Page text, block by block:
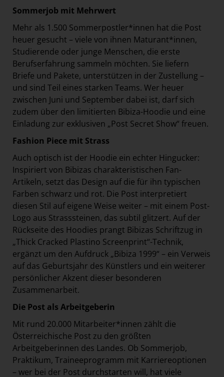
Sommerjob mit Mehrwert
Mehr als 1.500 Sommerpostler*innen hat die Post
heuer gesucht – viele von ihnen Maturant*innen,
Studierende oder junge Menschen, die erste
Berufserfahrung sammeln möchten. Sie liefern
Briefe und Pakete, unterstützen in der Zustellung –
und sind Teil eines starken Teams. Wer heuer
zwischen Juni und September dabei ist, darf sich
zudem über den limitierten Bibiza-Hoodie und eine
Einladung zur exklusiven „Post Secret Show“ freuen.
Fashion Piece mit Strass
Auch optisch ist der Hoodie ein echter Hingucker:
Inspiriert von Bibizas charakteristischen Fan-
Artikeln, setzt das Design auf die für ihn typischen
Farben schwarz und rot. Die Post interpretiert
diesen Stil auf eigene Weise weiter – mit einem Post-
Logo aus Strasssteinen, das subtil glitzert. Auf der
Rückseite des Hoodies prangt Bibizas Schriftzug in
„Thick Cracked Plastino Screenprint“-Technik,
ergänzt um den Aufdruck „Bibiza 1999“ – ein Verweis
auf das Geburtsjahr des Künstlers und ein weiterer
persönlicher Akzent dieser besonderen
Zusammenarbeit.
Die Post als Arbeitgeberin
Mit rund 20.000 Mitarbeiter*innen zählt die
Österreichische Post zu den größten
Arbeitgeberinnen des Landes. Ob Sommerjob,
Praktikum, Traineeprogramm mit Karriereoptionen
– wer bei der Post durchstarten will, hat viele